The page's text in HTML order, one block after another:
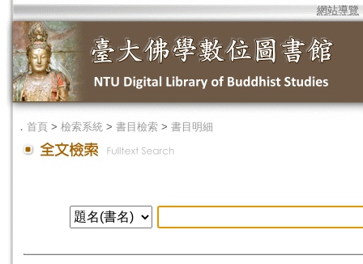
網站導覽
． 首頁 > 檢索系統 > 書目檢索 > 書目明細